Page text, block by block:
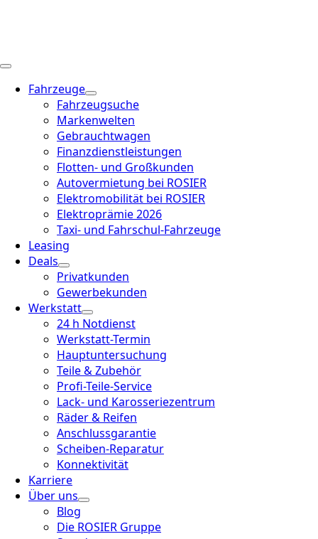
Fahrzeuge
Fahrzeugsuche
Markenwelten
Gebrauchtwagen
Finanzdienstleistungen
Flotten- und Großkunden
Autovermietung bei ROSIER
Elektromobilität bei ROSIER
Elektroprämie 2026
Taxi- und Fahrschul-Fahrzeuge
Leasing
Deals
Privatkunden
Gewerbekunden
Werkstatt
24 h Notdienst
Werkstatt-Termin
Hauptuntersuchung
Teile & Zubehör
Profi-Teile-Service
Lack- und Karosseriezentrum
Räder & Reifen
Anschlussgarantie
Scheiben-Reparatur
Konnektivität
Karriere
Über uns
Blog
Die ROSIER Gruppe